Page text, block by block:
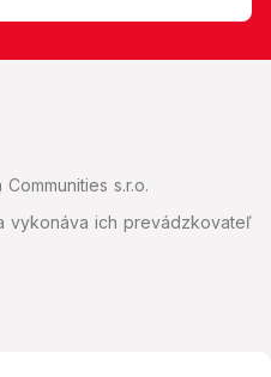
s.r.o.
vykonáva ich prevádzkovateľ